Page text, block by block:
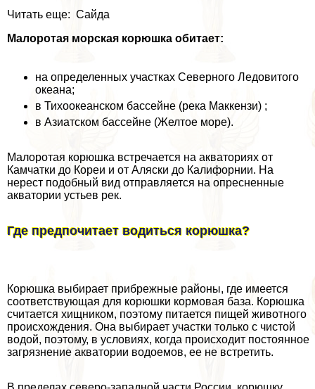
Читать еще: Сайда
Малоротая морская корюшка обитает:
на определенных участках Северного Ледовитого
океана;
в Тихоокеанском бассейне (река Маккензи) ;
в Азиатском бассейне (Желтое море).
Малоротая корюшка встречается на акваториях от
Камчатки до Кореи и от Аляски до Калифорнии. На
нерест подобный вид отправляется на опресненные
акватории устьев рек.
Где предпочитает водиться корюшка?
Корюшка выбирает прибрежные районы, где имеется
соответствующая для корюшки кормовая база. Корюшка
считается хищником, поэтому питается пищей животного
происхождения. Она выбирает участки только с чистой
водой, поэтому, в условиях, когда происходит постоянное
загрязнение акватории водоемов, ее не встретить.